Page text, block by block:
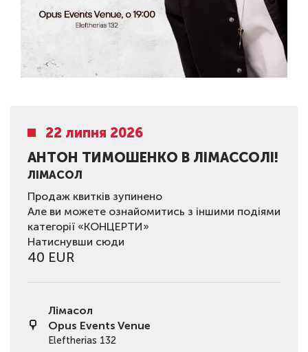
22 липня 2026
АНТОН ТИМОШЕНКО В ЛІМАССОЛІ!
ЛІМАСОЛ
Продаж квитків зупинено
Але ви можете ознайомитись з іншими подіями
категорії «КОНЦЕРТИ»
Натиснувши сюди
40 EUR
Лімасол
Opus Events Venue
Eleftherias 132